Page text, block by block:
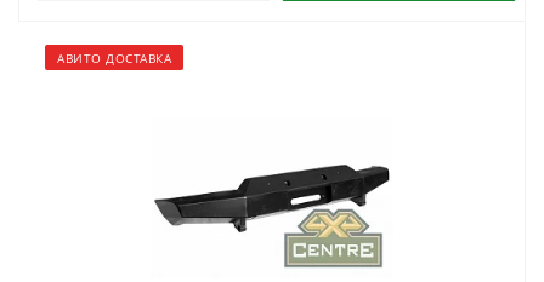
АВИТО ДОСТАВКА